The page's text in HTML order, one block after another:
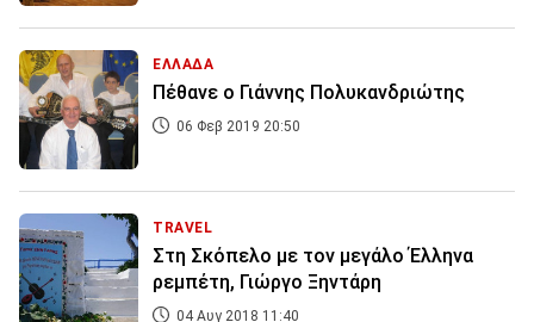
ΕΛΛΑΔΑ
Πέθανε ο Γιάννης Πολυκανδριώτης
06 Φεβ 2019 20:50
TRAVEL
Στη Σκόπελο με τον μεγάλο Έλληνα
ρεμπέτη, Γιώργο Ξηντάρη
04 Αυγ 2018 11:40